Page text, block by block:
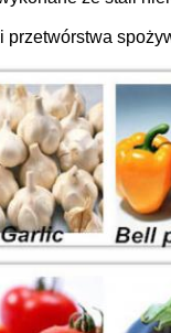
przetwórstwa